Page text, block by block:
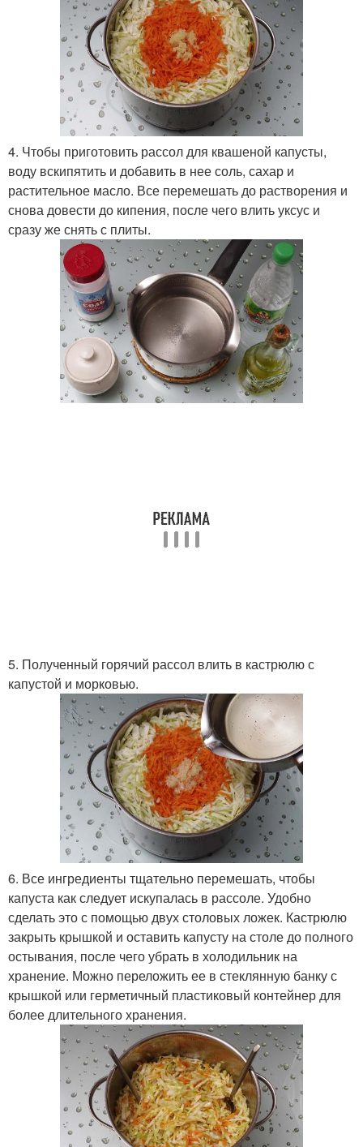
4. Чтобы приготовить рассол для квашеной капусты,
воду вскипятить и добавить в нее соль, сахар и
растительное масло. Все перемешать до растворения и
снова довести до кипения, после чего влить уксус и
сразу же снять с плиты.
5. Полученный горячий рассол влить в кастрюлю с
капустой и морковью.
6. Все ингредиенты тщательно перемешать, чтобы
капуста как следует искупалась в рассоле. Удобно
сделать это с помощью двух столовых ложек. Кастрюлю
закрыть крышкой и оставить капусту на столе до полного
остывания, после чего убрать в холодильник на
хранение. Можно переложить ее в стеклянную банку с
крышкой или герметичный пластиковый контейнер для
более длительного хранения.